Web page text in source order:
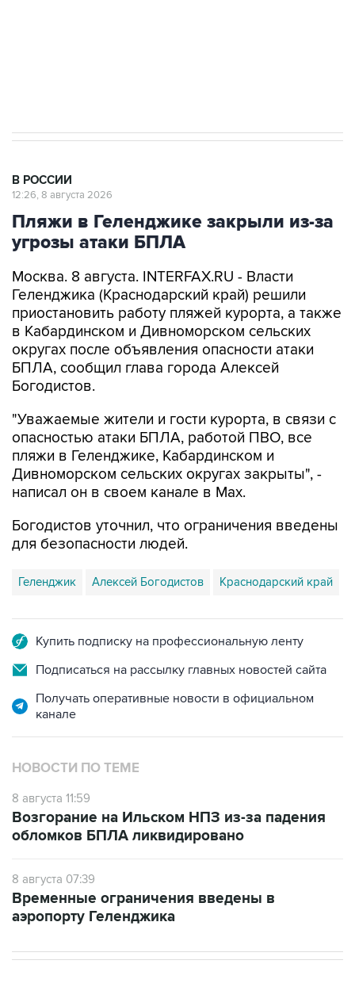
В РОССИИ
12:26, 8 августа 2026
Пляжи в Геленджике закрыли из-за
угрозы атаки БПЛА
Москва. 8 августа. INTERFAX.RU - Власти
Геленджика (Краснодарский край) решили
приостановить работу пляжей курорта, а также
в Кабардинском и Дивноморском сельских
округах после объявления опасности атаки
БПЛА, сообщил глава города Алексей
Богодистов.
"Уважаемые жители и гости курорта, в связи с
опасностью атаки БПЛА, работой ПВО, все
пляжи в Геленджике, Кабардинском и
Дивноморском сельских округах закрыты", -
написал он в своем канале в Max.
Богодистов уточнил, что ограничения введены
для безопасности людей.
Геленджик Алексей Богодистов Краснодарский край
Купить подписку на профессиональную ленту
Подписаться на рассылку главных новостей сайта
Получать оперативные новости в официальном
канале
НОВОСТИ ПО ТЕМЕ
8 августа 11:59
Возгорание на Ильском НПЗ из-за падения
обломков БПЛА ликвидировано
8 августа 07:39
Временные ограничения введены в
аэропорту Геленджика